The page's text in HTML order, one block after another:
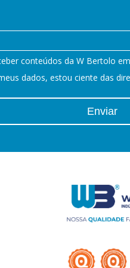
conteúdos da W Bertolo
dados, estou ciente das
Enviar